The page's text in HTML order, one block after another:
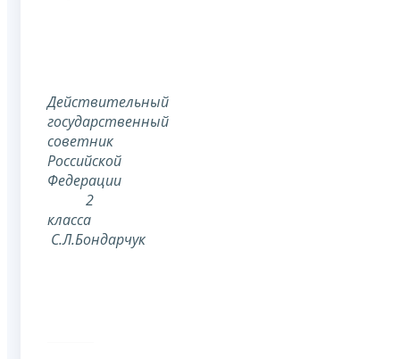
Действительный
государственный
советник
Российской
Федерации
2
класса
С.Л.Бондарчук